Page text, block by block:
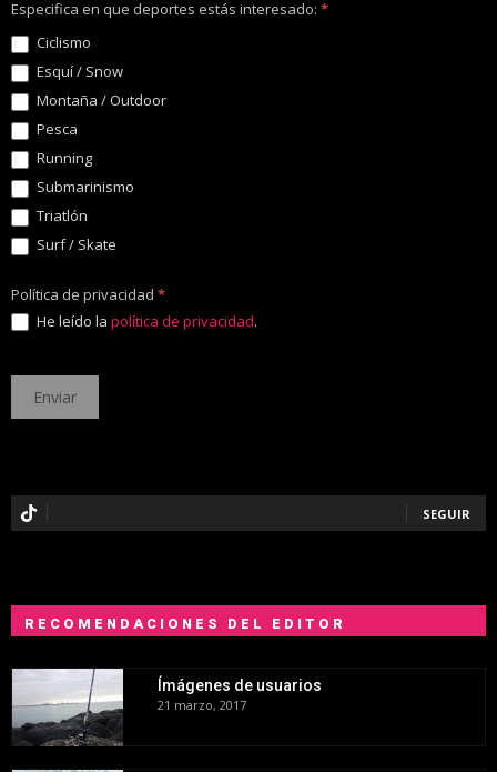
Especifica en que deportes estás interesado: *
Ciclismo
Esquí / Snow
Montaña / Outdoor
Pesca
Running
Submarinismo
Triatlón
Surf / Skate
Política de privacidad *
He leído la política de privacidad.
SEGUIR
RECOMENDACIONES DEL EDITOR
Ímágenes de usuarios
21 marzo, 2017